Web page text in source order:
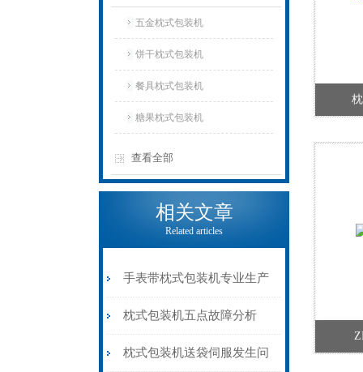
五金枕式包装机
饼干枕式包装机
餐具枕式包装机
糖果枕式包装机
查看全部
相关文章
Related articles
手表带枕式包装机专业生产
枕式包装机五点故障分析
枕式包装机送袋伺服发生问